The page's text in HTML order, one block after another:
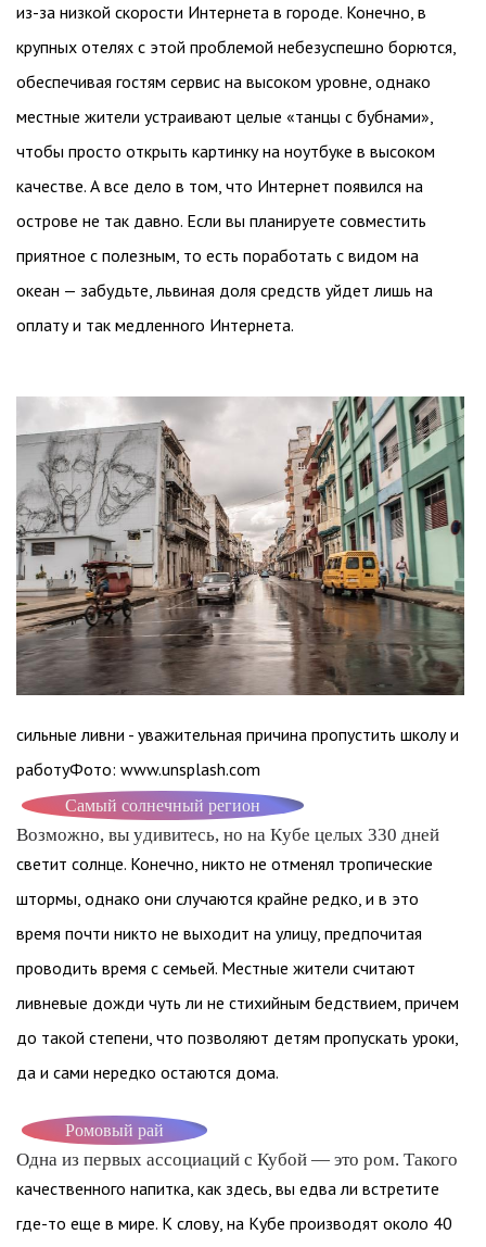
из-за низкой скорости Интернета в городе. Конечно, в
крупных отелях с этой проблемой небезуспешно борются,
обеспечивая гостям сервис на высоком уровне, однако
местные жители устраивают целые «танцы с бубнами»,
чтобы просто открыть картинку на ноутбуке в высоком
качестве. А все дело в том, что Интернет появился на
острове не так давно. Если вы планируете совместить
приятное с полезным, то есть поработать с видом на
океан — забудьте, львиная доля средств уйдет лишь на
оплату и так медленного Интернета.
сильные ливни - уважительная причина пропустить школу и
работуФото: www.unsplash.com
Самый солнечный регион
Возможно, вы удивитесь, но на Кубе целыx 330 дней
светит солнце. Конечно, никто не отменял тропические
штормы, однако они случаются крайне редко, и в это
время почти никто не выходит на улицу, предпочитая
проводить время с семьей. Местные жители считают
ливневые дожди чуть ли не стихийным бедствием, причем
до такой степени, что позволяют детям пропускать уроки,
да и сами нередко остаются дома.
Ромовый рай
Одна из первых ассоциаций с Кубой — это ром. Такого
качественного напитка, как здесь, вы едва ли встретите
где-то еще в мире. К слову, на Кубе производят около 40